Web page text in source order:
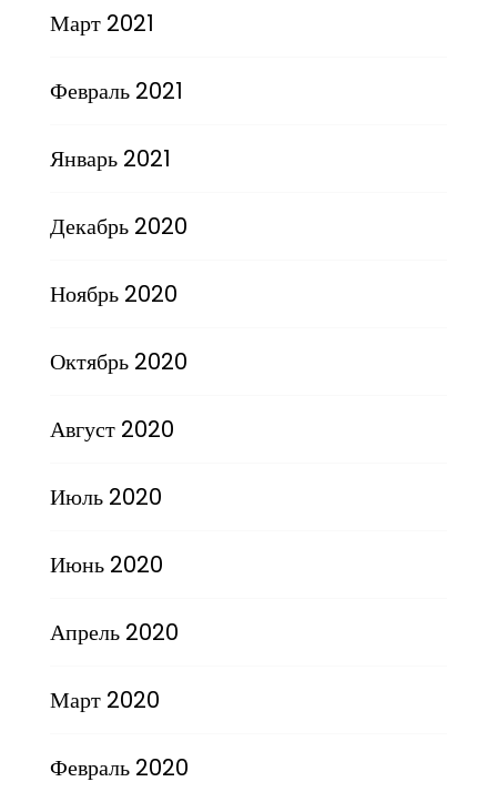
Март 2021
Февраль 2021
Январь 2021
Декабрь 2020
Ноябрь 2020
Октябрь 2020
Август 2020
Июль 2020
Июнь 2020
Апрель 2020
Март 2020
Февраль 2020